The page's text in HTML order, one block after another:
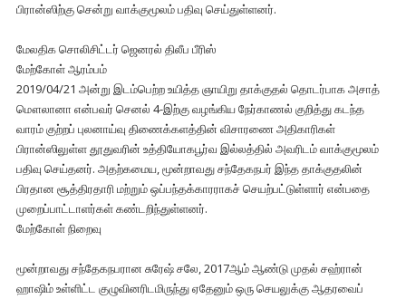
பிரான்ஸிற்கு சென்று வாக்குமூலம் பதிவு செய்துள்ளனர்.
மேலதிக சொலிசிட்டர் ஜெனரல் திலீப பீரிஸ்
மேற்கோள் ஆரம்பம்
2019/04/21 அன்று இடம்பெற்ற உயித்த ஞாயிறு தாக்குதல் தொடர்பாக அசாத்
மௌலானா என்பவர் செனல் 4-இற்கு வழங்கிய நேர்காணல் குறித்து கடந்த
வாரம் குற்றப் புலனாய்வு திணைக்களத்தின் விசாரணை அதிகாரிகள்
பிரான்ஸிலுள்ள தூதுவரின் உத்தியோகபூர்வ இல்லத்தில் அவரிடம் வாக்குமூலம்
பதிவு செய்தனர். அதற்கமைய, மூன்றாவது சந்தேகநபர் இந்த தாக்குதலின்
பிரதான சூத்திரதாரி மற்றும் ஒப்பந்தக்காரராகச் செயற்பட்டுள்ளார் என்பதை
முறைப்பாட்டாளர்கள் கண்டறிந்துள்ளனர்.
மேற்கோள் நிறைவு
மூன்றாவது சந்தேகநபரான சுரேஷ் சலே, 2017ஆம் ஆண்டு முதல் சஹ்ரான்
ஹாஷிம் உள்ளிட்ட குழுவினரிடமிருந்து ஏதேனும் ஒரு செயலுக்கு ஆதரவைப்